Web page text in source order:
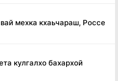
мехка кхаьчараш, Россе
кулгалхо бахархой